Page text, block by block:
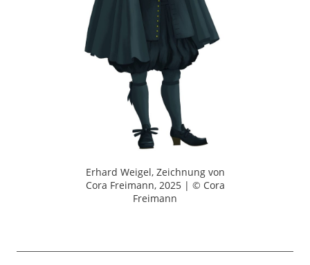
Erhard Weigel, Zeichnung von
Cora Freimann, 2025 | © Cora
Freimann